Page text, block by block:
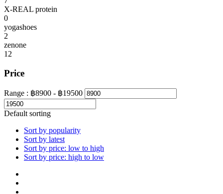
X-REAL protein
0
yogashoes
2
zenone
12
Price
Range : ฿8900 - ฿19500
Default sorting
Sort by popularity
Sort by latest
Sort by price: low to high
Sort by price: high to low